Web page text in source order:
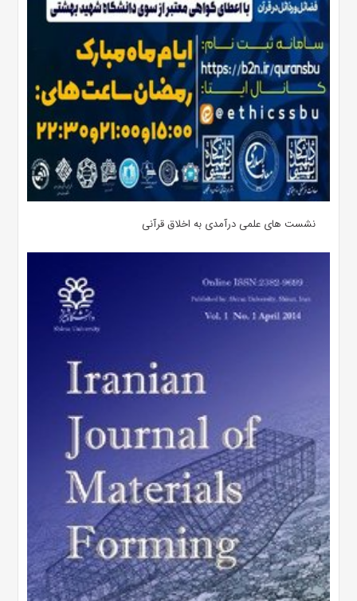
نشست های علمی درآمدی به اخلاق قرآنی